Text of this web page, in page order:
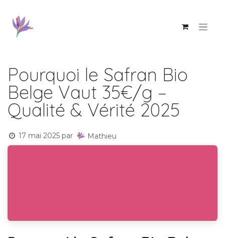
Pourquoi le Safran Bio
Belge Vaut 35€/g –
Qualité & Vérité 2025
17 mai 2025 par Mathieu